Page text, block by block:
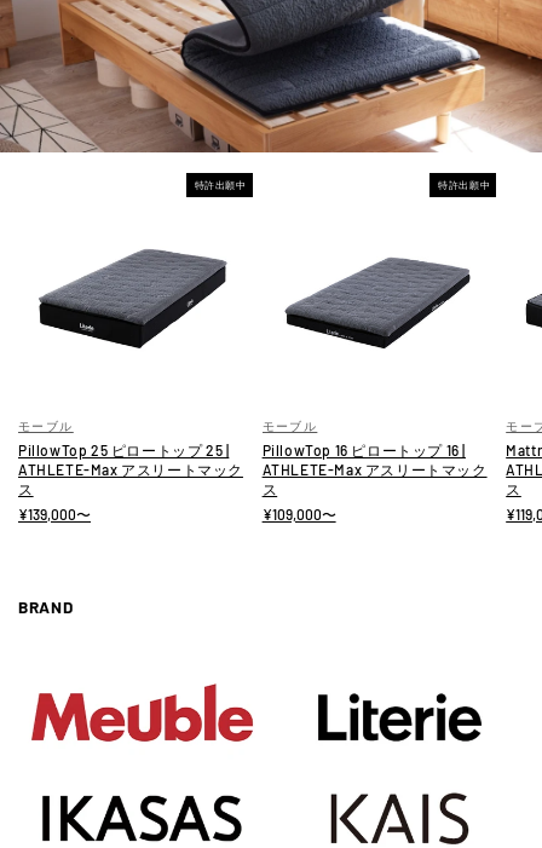
特許出願中
モーブル
PillowTop 25 ピロートップ 25 |
ATHLETE-Max アスリートマック
ス
¥139,000〜
特許出願中
モーブル
PillowTop 16 ピロートップ 16 |
ATHLETE-Max アスリートマック
ス
¥109,000〜
モー
ス
BRAND